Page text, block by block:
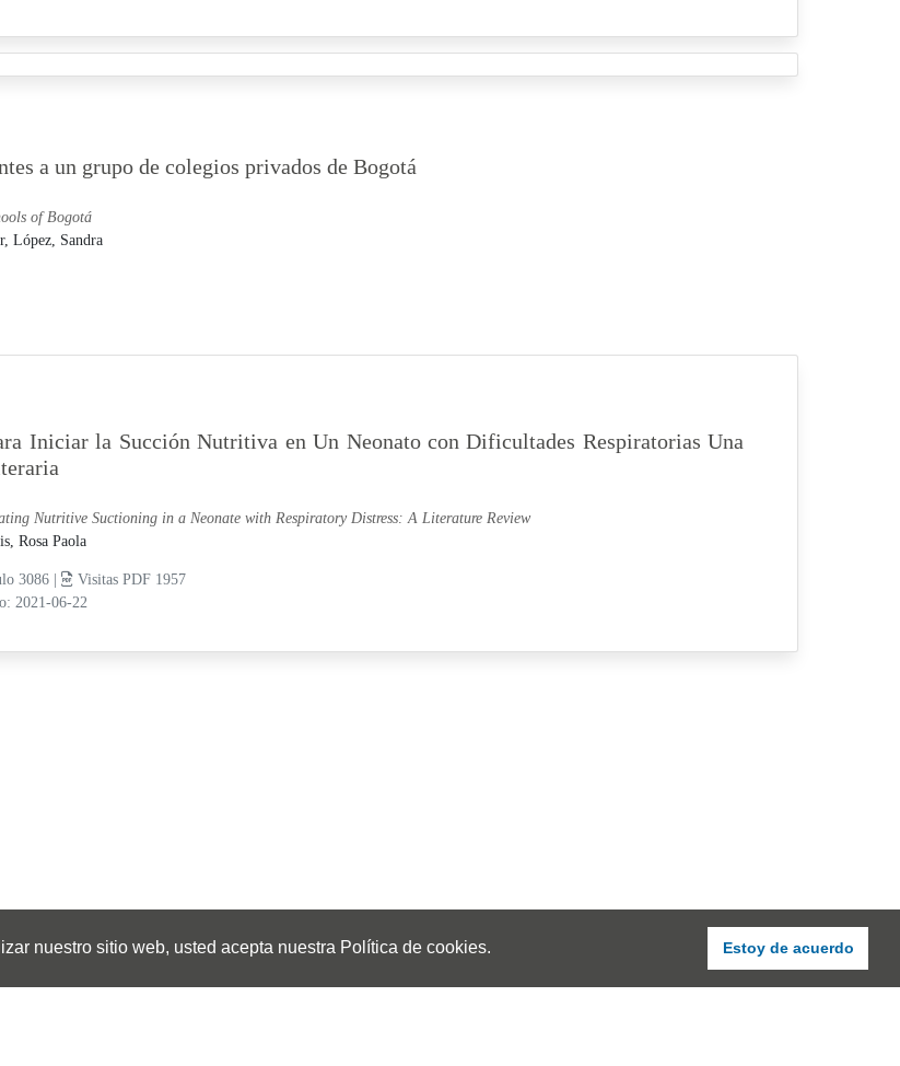
nuestro sitio web, usted acepta nuestra Política de cookies. Estoy de acuerdo
a un grupo de colegios privados de Bogotá
of Bogotá
López, Sandra
Iniciar la Succión Nutritiva en Un Neonato con Dificultades Respiratorias Una
Nutritive Suctioning in a Neonate with Respiratory Distress: A Literature Review
Rosa Paola
3086 |
Visitas PDF 1957
2021-06-22